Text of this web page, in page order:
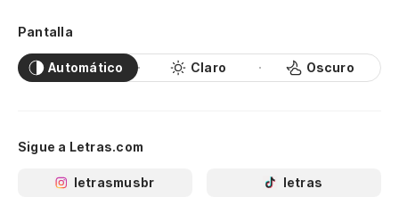
Pantalla
Automático Claro Oscuro
Sigue a Letras.com
letrasmusbr letras